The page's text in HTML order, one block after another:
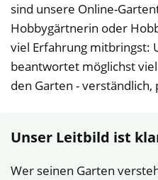
sind unsere Online-
Hobbygärtnerin oder
viel Erfahrung mitbringst:
beantwortet möglichst
den Garten -
Unser Leitbild ist
Wer seinen Garten